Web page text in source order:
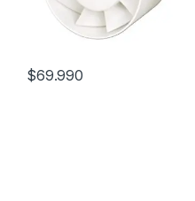
$69.990